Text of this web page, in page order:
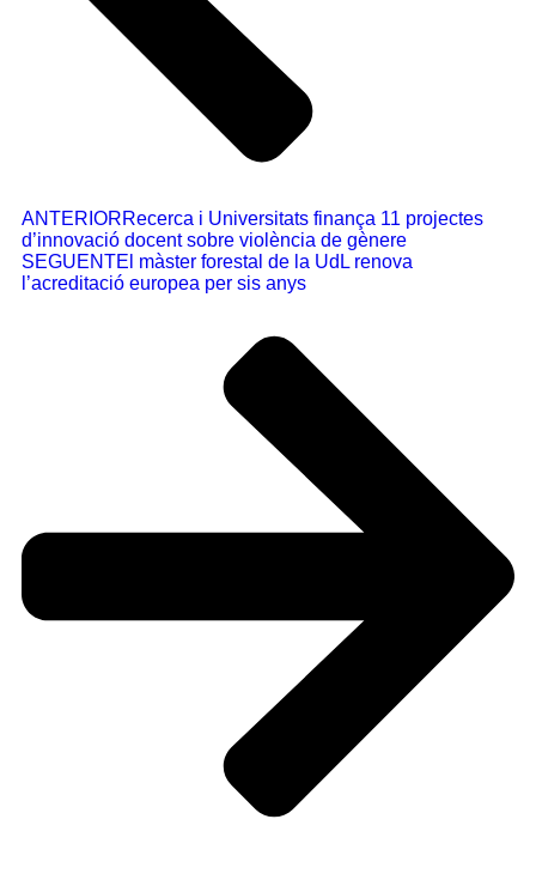
ANTERIORRecerca i Universitats finança 11 projectes
d’innovació docent sobre violència de gènere
SEGUENTEl màster forestal de la UdL renova
l’acreditació europea per sis anys